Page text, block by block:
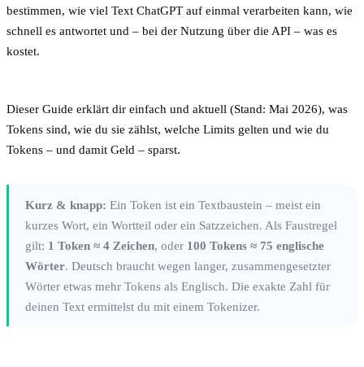
bestimmen, wie viel Text ChatGPT auf einmal verarbeiten kann, wie
schnell es antwortet und – bei der Nutzung über die API – was es
kostet.
Dieser Guide erklärt dir einfach und aktuell (Stand: Mai 2026), was
Tokens sind, wie du sie zählst, welche Limits gelten und wie du
Tokens – und damit Geld – sparst.
Kurz & knapp: Ein Token ist ein Textbaustein – meist ein
kurzes Wort, ein Wortteil oder ein Satzzeichen. Als Faustregel
gilt: 1 Token ≈ 4 Zeichen, oder 100 Tokens ≈ 75 englische
Wörter. Deutsch braucht wegen langer, zusammengesetzter
Wörter etwas mehr Tokens als Englisch. Die exakte Zahl für
deinen Text ermittelst du mit einem Tokenizer.